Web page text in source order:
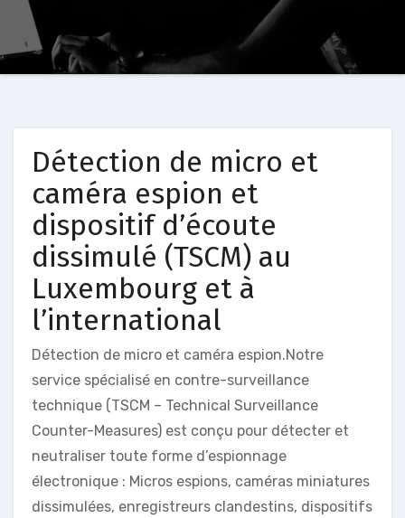
Détection de micro et
caméra espion et
dispositif d’écoute
dissimulé (TSCM) au
Luxembourg et à
l’international
Détection de micro et caméra espion.Notre
service spécialisé en contre-surveillance
technique (TSCM – Technical Surveillance
Counter-Measures) est conçu pour détecter et
neutraliser toute forme d’espionnage
électronique : Micros espions, caméras miniatures
dissimulées, enregistreurs clandestins, dispositifs